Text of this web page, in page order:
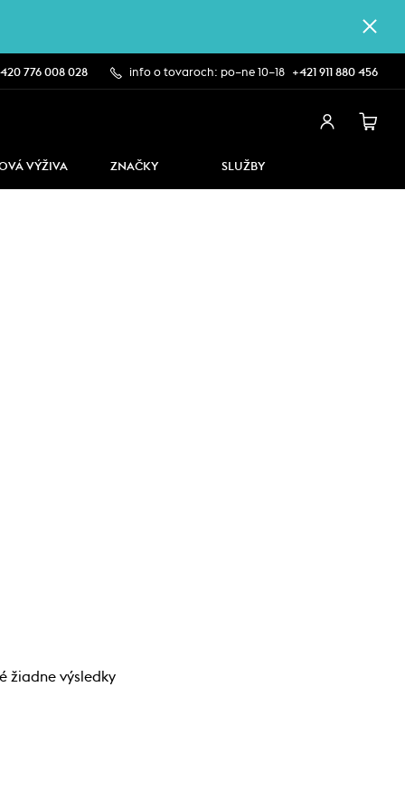
776 008 028 info o tovaroch: po–ne 10–18 +421 911 880 456
VÝŽIVA ZNAČKY SLUŽBY
žiadne výsledky